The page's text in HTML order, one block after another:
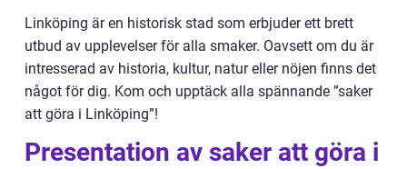
Linköping är en historisk stad som erbjuder ett brett
utbud av upplevelser för alla smaker. Oavsett om du är
intresserad av historia, kultur, natur eller nöjen finns det
något för dig. Kom och upptäck alla spännande ”saker
att göra i Linköping”!
Presentation av saker att göra i